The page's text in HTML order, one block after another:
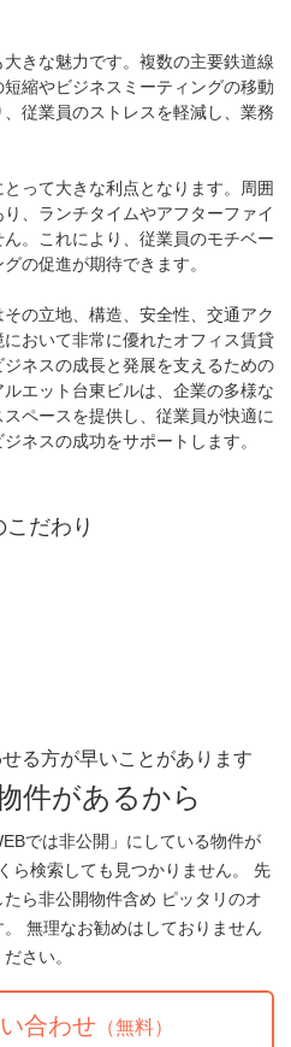
きな魅力です。複数の主要鉄道線
縮やビジネスミーティングの移動
従業員のストレスを軽減し、業務
って大きな利点となります。周囲
、ランチタイムやアフターファイ
。これにより、従業員のモチベー
の促進が期待できます。
の立地、構造、安全性、交通アク
おいて非常に優れたオフィス賃貸
ネスの成長と発展を支えるための
エット台東ビルは、企業の多様な
ペースを提供し、従業員が快適に
ネスの成功をサポートします。
こだわり
る方が早いことがあります
件があるから
では非公開」にしている物件が
ら検索しても見つかりません。 先
ら非公開物件含め ピッタリのオ
無理なお勧めはしておりません
さい。
合わせ （無料）